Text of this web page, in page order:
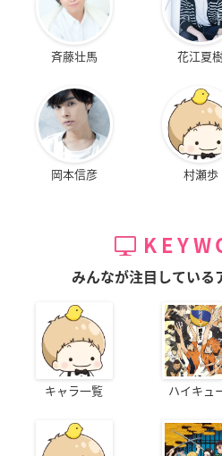
斉藤壮馬 花江夏
岡本信彦 村瀬歩
みんなが注目している
キャラ一覧 ハイキュ